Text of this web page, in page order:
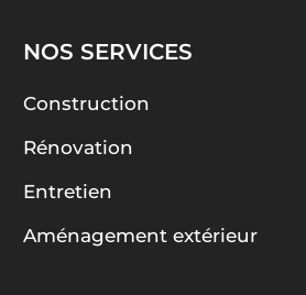
NOS SERVICES
Construction
Rénovation
Entretien
Aménagement extérieur